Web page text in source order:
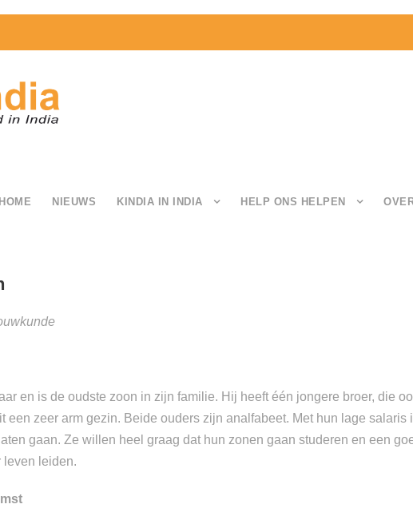
HOME NIEUWS KINDIA IN INDIA HELP ONS HELPEN
en is de oudste zoon in zijn familie. Hij heeft één jongere broer, die
een zeer arm gezin. Beide ouders zijn analfabeet. Met hun lage
gaan. Ze willen heel graag dat hun zonen gaan studeren en een
leven leiden.